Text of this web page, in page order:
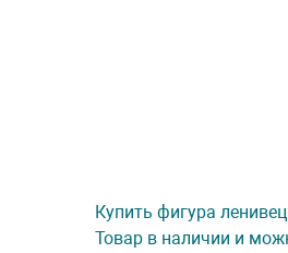
Купить фигура
Товар в наличии и